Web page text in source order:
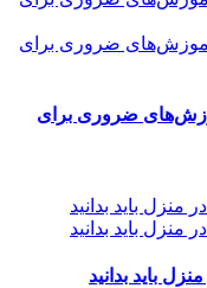
ضروری برای
باید بدانید